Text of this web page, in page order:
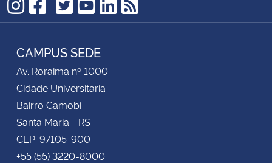
Instagram
Facebook
TikTok
Twitter
YouTube
LinkedIn
RSS
CAMPUS SEDE
Av. Roraima nº 1000
Cidade Universitária
Bairro Camobi
Santa Maria - RS
CEP: 97105-900
+55 (55) 3220-8000